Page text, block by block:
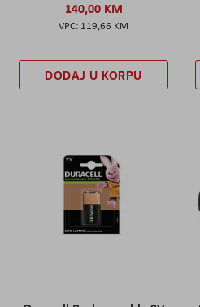
140,00 KM
119,66 KM
DODAJ U KORPU